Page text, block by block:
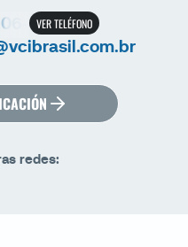
VER TELÉFONO
redes: